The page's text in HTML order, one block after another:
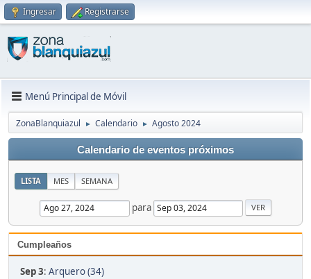
Ingresar Registrarse
Menú Principal de Móvil
ZonaBlanquiazul ► Calendario ► Agosto 2024
Calendario de eventos próximos
LISTA MES SEMANA
para
Cumpleaños
Sep 3: Arquero (34)